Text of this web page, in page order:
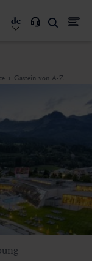
de
Gastein von A-Z